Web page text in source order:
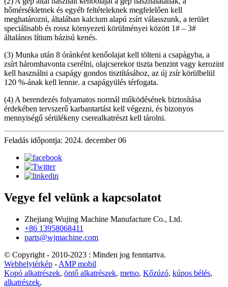
hőmérsékletnek és egyéb feltételeknek megfelelően kell
meghatározni, általában kalcium alapú zsírt válasszunk, a terület
speciálisabb és rossz környezeti körülményei között 1# – 3#
általános lítium bázisú kenés.
(3) Munka után 8 óránként kenőolajat kell tölteni a csapágyba, a
zsírt háromhavonta cserélni, olajcserekor tiszta benzint vagy kerozint
kell használni a csapágy gondos tisztításához, az új zsír körülbelül
120 %-ának kell lennie. a csapágyülés térfogata.
(4) A berendezés folyamatos normál működésének biztosítása
érdekében tervszerű karbantartást kell végezni, és bizonyos
mennyiségű sérülékeny cserealkatrészt kell tárolni.
Feladás időpontja: 2024. december 06
Vegye fel velünk a kapcsolatot
Zhejiang Wujing Machine Manufacture Co., Ltd.
+86 13958068411
parts@wjmachine.com
© Copyright - 2010-2023 : Minden jog fenntartva.
Webhelytérkép - AMP mobil
Kopó alkatrészek, öntő alkatrészek, metso, Kőzúzó, kúpos bélés,
alkatrészek,